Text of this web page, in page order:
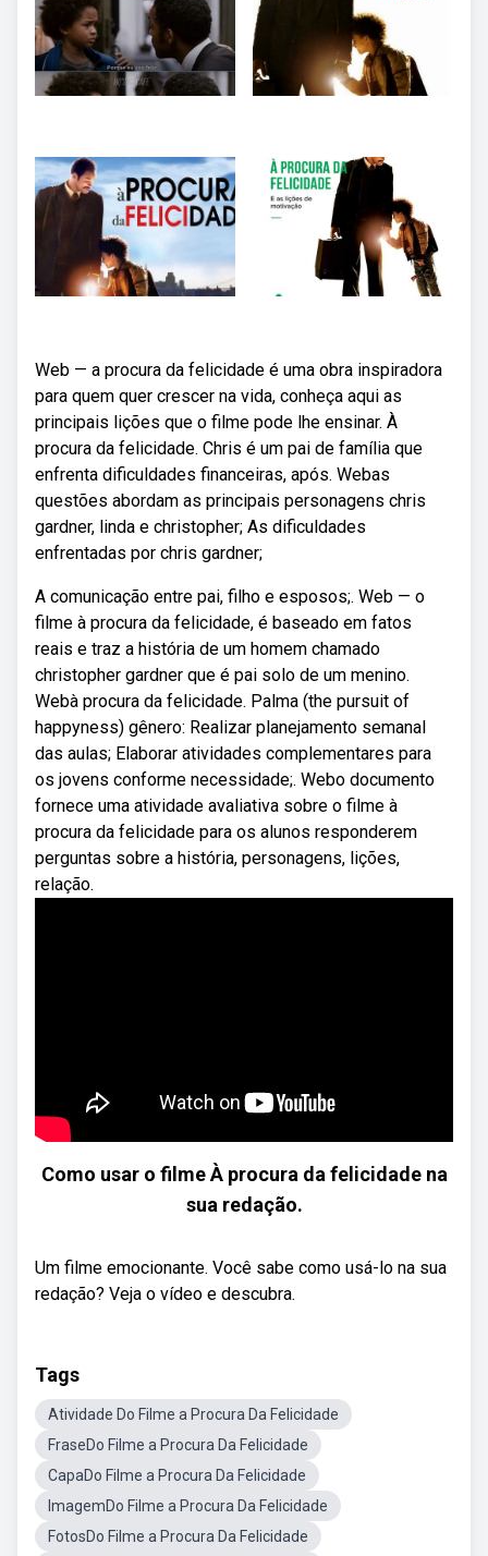
Web — a procura da felicidade é uma obra inspiradora
para quem quer crescer na vida, conheça aqui as
principais lições que o filme pode lhe ensinar. À
procura da felicidade. Chris é um pai de família que
enfrenta dificuldades financeiras, após. Webas
questões abordam as principais personagens chris
gardner, linda e christopher; As dificuldades
enfrentadas por chris gardner;
A comunicação entre pai, filho e esposos;. Web — o
filme à procura da felicidade, é baseado em fatos
reais e traz a história de um homem chamado
christopher gardner que é pai solo de um menino.
Webà procura da felicidade. Palma (the pursuit of
happyness) gênero: Realizar planejamento semanal
das aulas; Elaborar atividades complementares para
os jovens conforme necessidade;. Webo documento
fornece uma atividade avaliativa sobre o filme à
procura da felicidade para os alunos responderem
perguntas sobre a história, personagens, lições,
relação.
Como usar o filme À procura da felicidade na
sua redação.
Um filme emocionante. Você sabe como usá-lo na sua
redação? Veja o vídeo e descubra.
Tags
Atividade Do Filme a Procura Da Felicidade
FraseDo Filme a Procura Da Felicidade
CapaDo Filme a Procura Da Felicidade
ImagemDo Filme a Procura Da Felicidade
FotosDo Filme a Procura Da Felicidade